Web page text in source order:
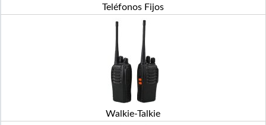
Teléfonos Fijos
Walkie-Talkie